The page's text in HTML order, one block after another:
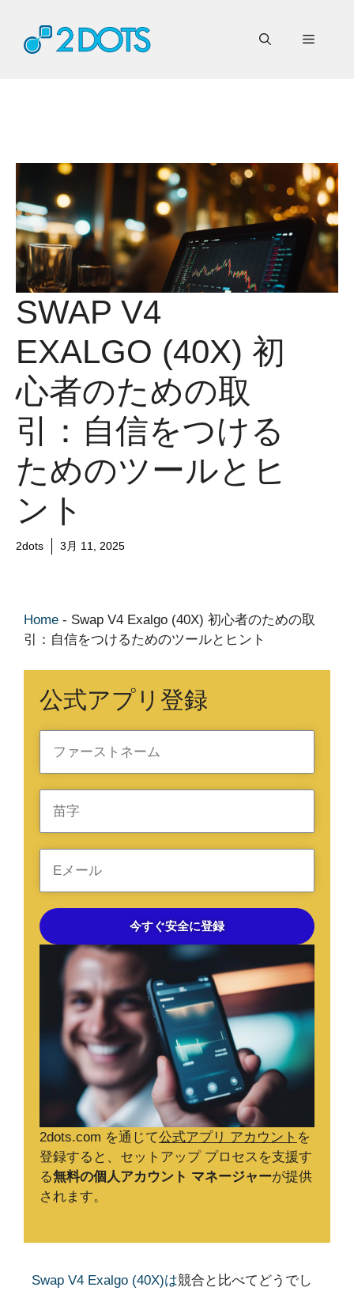
メ
ー
SWAP V4
EXALGO (40X) 初
心者のための取
引：自信をつける
ためのツールとヒ
ント
2dots 3月 11, 2025
Home - Swap V4 Exalgo (40X) 初心者のための取
引：自信をつけるためのツールとヒント
2dots.com を通じて公式アプリ アカウント を
登録すると、セットアップ プロセスを支援す
る無料の個人アカウント マネージャーが提供
されます。
公式アプリ登録
今すぐ安全に登録
Swap V4 Exalgo (40X)は競合と比べてどうでし